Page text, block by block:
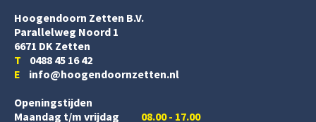
Hoogendoorn Zetten B.V.
Parallelweg Noord 1
6671 DK Zetten
T 0488 45 16 42
E info@hoogendoornzetten.nl
Openingstijden
Maandag t/m vrijdag
08.00 - 17.00